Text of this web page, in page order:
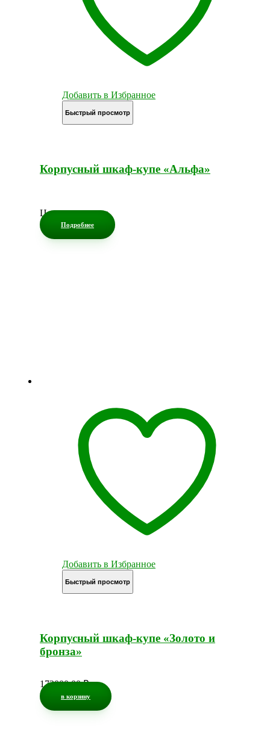
Добавить в Избранное
Быстрый просмотр
Корпусный шкаф-купе «Альфа»
Цена по запросу
Подробнее
Добавить в Избранное
Быстрый просмотр
Корпусный шкаф-купе «Золото и
бронза»
172000,00₽
в корзину